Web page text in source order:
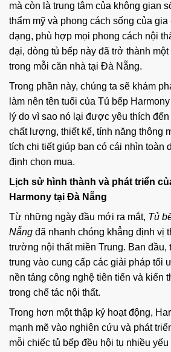
mà còn là trung tâm của không gian
thẩm mỹ và phong cách sống của
dạng, phù hợp mọi phong cách nội
đại, dòng tủ bếp này đã trở thành
trong mỗi căn nhà tại Đà Nẵng.
Trong phần này, chúng ta sẽ khám
làm nên tên tuổi của Tủ bếp
lý do vì sao nó lại được yêu thích
chất lượng, thiết kế, tính năng thông
tích chi tiết giúp bạn có cái nhìn toàn
định chọn mua.
Lịch sử hình thành và phát triển
Harmony tại Đà Nẵng
Từ những ngày đầu mới ra mắt, Tủ
Nẵng đã nhanh chóng khẳng định vị
trường nội thất miền Trung. Ban
trung vào cung cấp các giải pháp tối
nền tảng công nghệ tiên tiến và kiến
trong chế tác nội thất.
Trong hơn một thập kỷ hoạt động,
mạnh mẽ vào nghiên cứu và phát
mỗi chiếc tủ bếp đều hội tụ nhiều